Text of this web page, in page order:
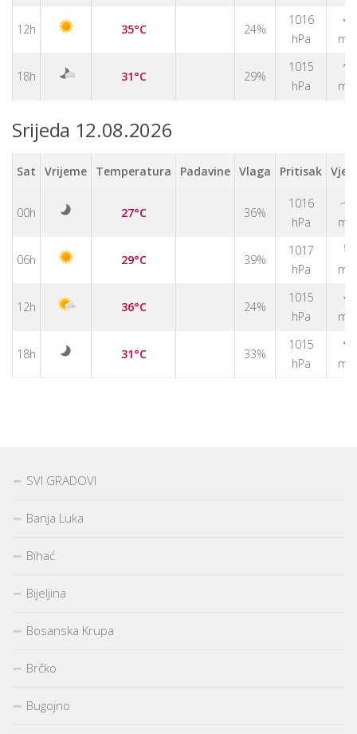
12h 35°C 24%
1016
hPa
↑
m/s
18h 31°C 29%
1015
hPa
↑
m/s
Srijeda 12.08.2026
Sat Vrijeme Temperatura Padavine Vlaga Pritisak
00h 27°C 36%
1016
hPa
↑
m/s
06h 29°C 39%
1017
hPa
↑
m/s
12h 36°C 24%
1015
hPa
↑
m/s
18h 31°C 33%
1015
hPa
↑
m/s
SVI GRADOVI
Banja Luka
Bihać
Bijeljina
Bosanska Krupa
Brčko
Bugojno